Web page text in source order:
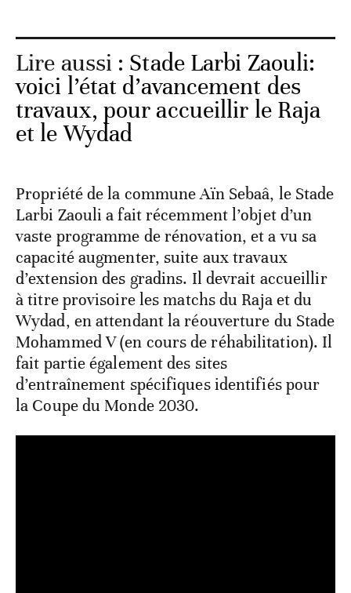
Lire aussi : Stade Larbi Zaouli:
voici l’état d’avancement des
travaux, pour accueillir le Raja
et le Wydad
Propriété de la commune Aïn Sebaâ, le Stade
Larbi Zaouli a fait récemment l’objet d’un
vaste programme de rénovation, et a vu sa
capacité augmenter, suite aux travaux
d’extension des gradins. Il devrait accueillir
à titre provisoire les matchs du Raja et du
Wydad, en attendant la réouverture du Stade
Mohammed V (en cours de réhabilitation). Il
fait partie également des sites
d’entraînement spécifiques identifiés pour
la Coupe du Monde 2030.